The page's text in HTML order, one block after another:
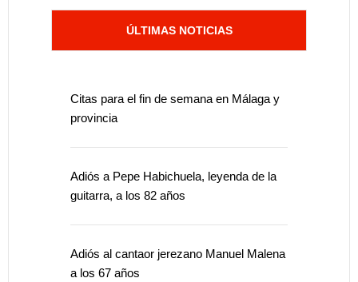
ÚLTIMAS NOTICIAS
Citas para el fin de semana en Málaga y
provincia
Adiós a Pepe Habichuela, leyenda de la
guitarra, a los 82 años
Adiós al cantaor jerezano Manuel Malena
a los 67 años